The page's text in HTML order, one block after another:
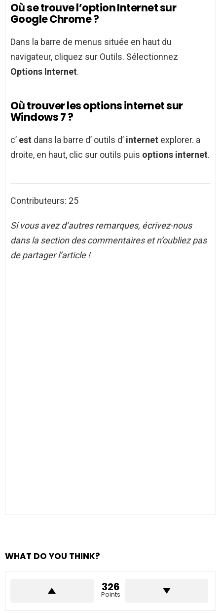
Où se trouve l’option Internet sur
Google Chrome ?
Dans la barre de menus située en haut du
navigateur, cliquez sur Outils. Sélectionnez
Options Internet.
Où trouver les options internet sur
Windows 7 ?
c’ est dans la barre d’ outils d’ internet explorer. a
droite, en haut, clic sur outils puis options internet.
Contributeurs: 25
Si vous avez d’autres remarques, écrivez-nous
dans la section des commentaires et n’oubliez pas
de partager l’article !
WHAT DO YOU THINK?
326
Points